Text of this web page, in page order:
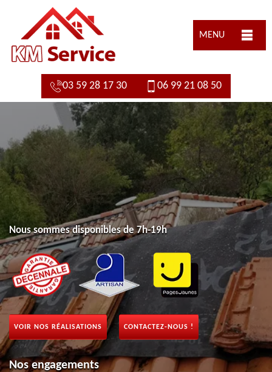
MENU
03 59 28 17 30 06 99 21 08 50
Nous sommes disponibles de 7h-19h
VOIR NOS RÉALISATIONS CONTACTEZ-NOUS !
Nos engagements